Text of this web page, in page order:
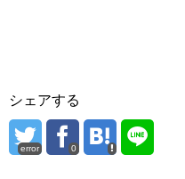
シェアする
error 0